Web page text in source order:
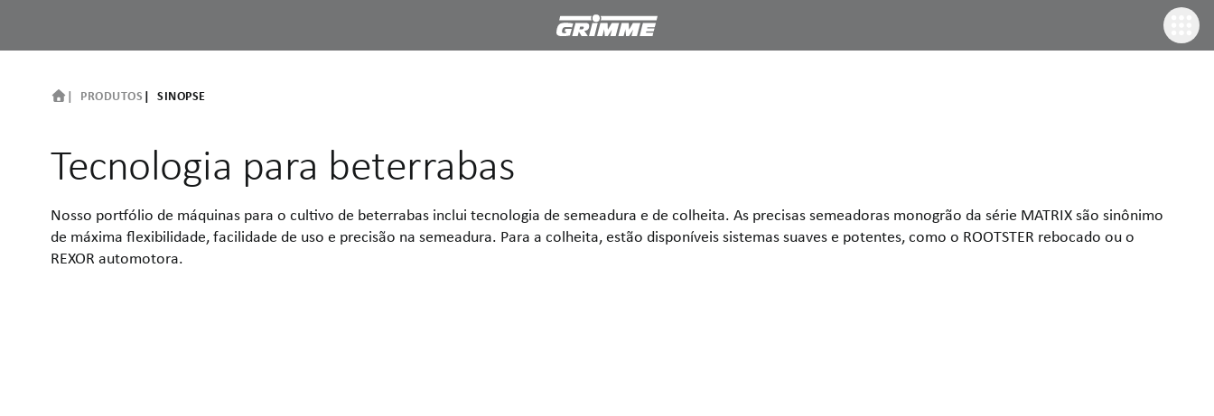
PRODUTOS SINOPSE
Tecnologia para beterrabas
Nosso portfólio de máquinas para o cultivo de beterrabas inclui tecnologia de semeadura e de colheita. As precisas semeadoras monogrão da série MATRIX são sinônimo
de máxima flexibilidade, facilidade de uso e precisão na semeadura. Para a colheita, estão disponíveis sistemas suaves e potentes, como o ROOTSTER rebocado ou o
REXOR automotora.